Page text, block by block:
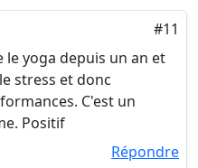
#11
le yoga depuis un an et
stress et donc
C'est un
Positif
Répondre